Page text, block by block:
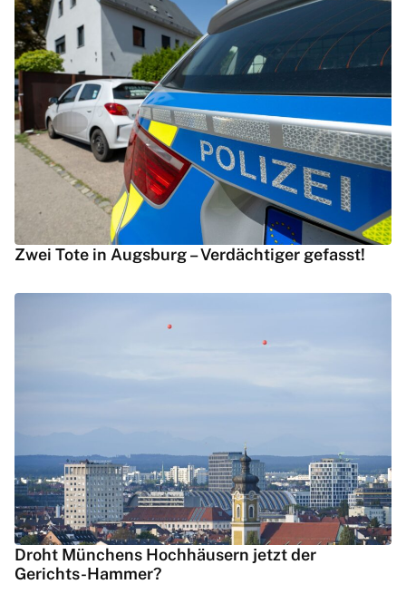
Zwei Tote in Augsburg – Verdächtiger gefasst!
Droht Münchens Hochhäusern jetzt der
Gerichts-Hammer?